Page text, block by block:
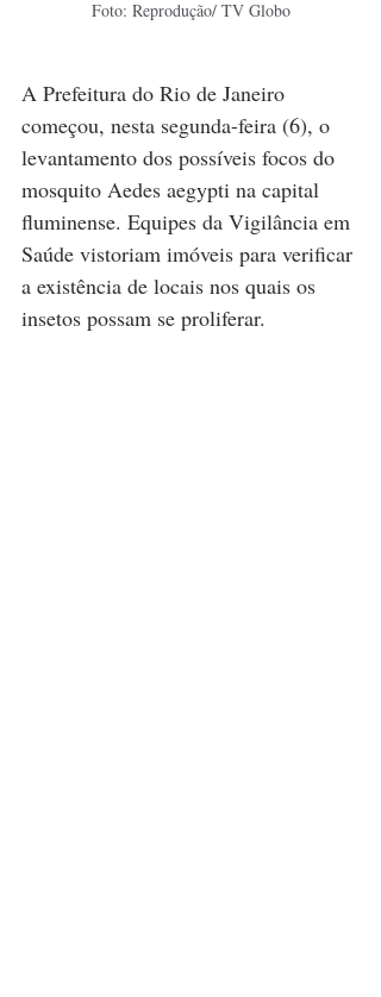
Foto: Reprodução/ TV Globo
A Prefeitura do Rio de Janeiro
começou, nesta segunda-feira (6), o
levantamento dos possíveis focos do
mosquito Aedes aegypti na capital
fluminense. Equipes da Vigilância em
Saúde vistoriam imóveis para verificar
a existência de locais nos quais os
insetos possam se proliferar.